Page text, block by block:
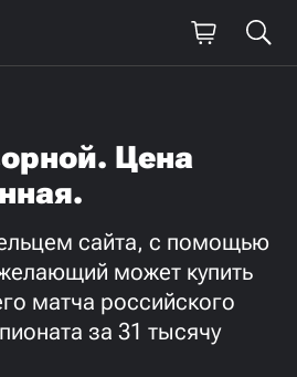
Цена
сайта, с помощью
может купить
матча российского
за 31 тысячу
работу!
1000
300